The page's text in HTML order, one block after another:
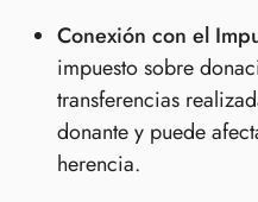
Conexión con el
impuesto sobre
transferencias
donante y puede
herencia.